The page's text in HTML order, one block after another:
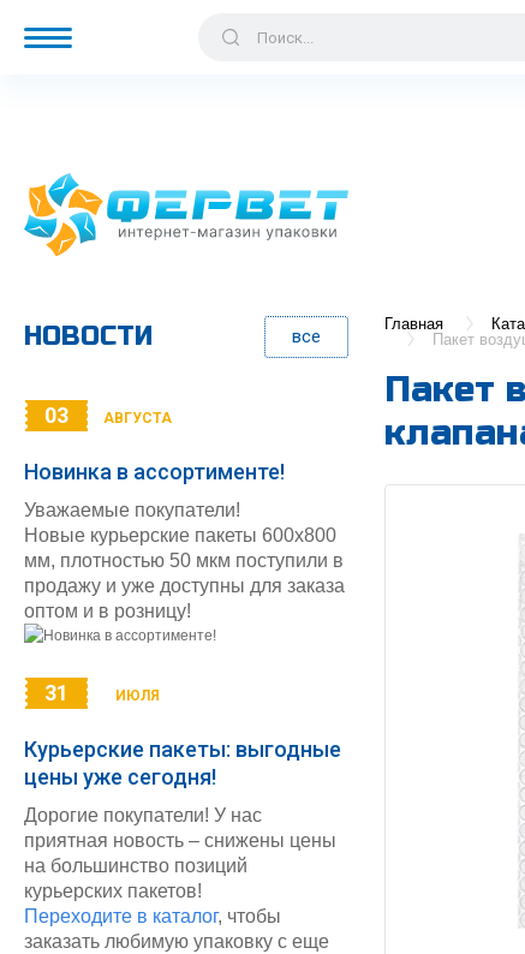
Главная
Пакет
Пакет
НОВОСТИ все
03 АВГУСТА
Новинка в ассортименте!
Уважаемые покупатели!
Новые курьерские пакеты 600х800
мм, плотностью 50 мкм поступили в
продажу и уже доступны для заказа
оптом и в розницу!
31 ИЮЛЯ
Курьерские пакеты: выгодные
цены уже сегодня!
Дорогие покупатели! У нас
приятная новость – снижены цены
на большинство позиций
курьерских пакетов!
Переходите в каталог, чтобы
заказать любимую упаковку с еще